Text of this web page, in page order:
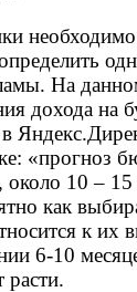
На
дохода на
«прогноз
10 –
как
к
6-10
расти.